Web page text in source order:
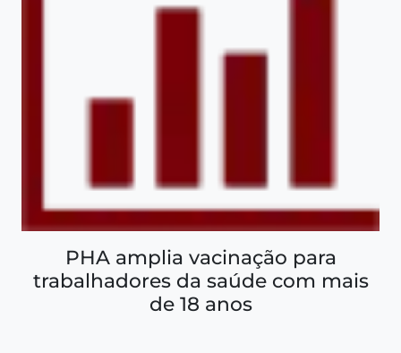
PHA amplia vacinação para
trabalhadores da saúde com mais
de 18 anos